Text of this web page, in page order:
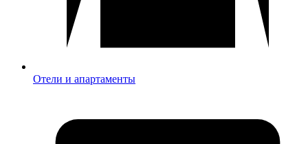
Отели и апартаменты